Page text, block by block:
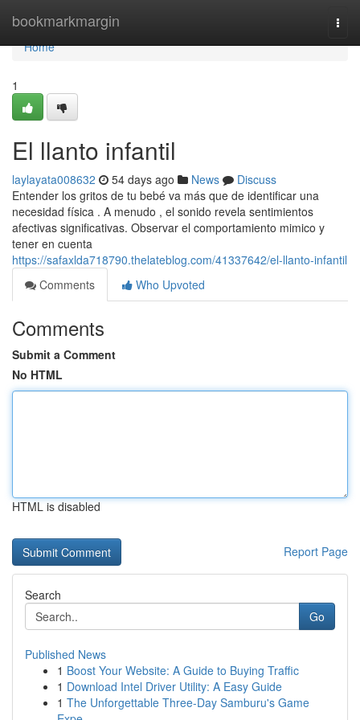
bookmarkmargin
Home
Home
1
El llanto infantil
laylayata008632 54 days ago News
Discuss
Entender los gritos de tu bebé va más que de identificar una
necesidad física . A menudo , el sonido revela sentimientos
afectivas significativas. Observar el comportamiento mimico y
tener en cuenta
https://safaxlda718790.thelateblog.com/41337642/el-llanto-infantil
Comments
Who Upvoted
Comments
Submit a Comment
No HTML
HTML is disabled
Report Page
Search
Go
Published News
1 Boost Your Website: A Guide to Buying Traffic
1 Download Intel Driver Utility: A Easy Guide
1 The Unforgettable Three-Day Samburu's Game